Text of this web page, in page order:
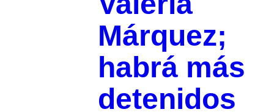
Márquez;
habrá más
detenidos